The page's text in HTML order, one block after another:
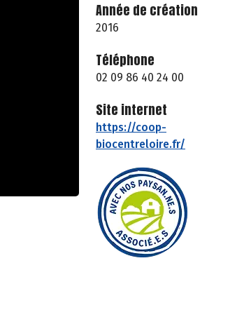
Année de création
2016
Téléphone
02 09 86 40 24 00
Site internet
https://coop-
biocentreloire.fr/